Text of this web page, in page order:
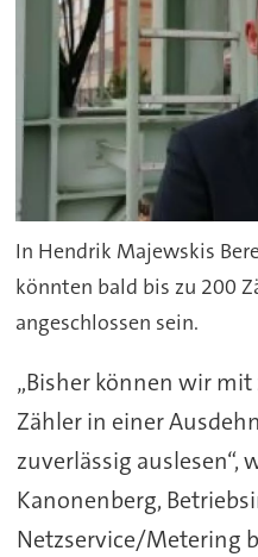
In Hendrik Majewskis
könnten bald bis zu 200
angeschlossen sein.
„Bisher können wir
Zähler in einer
zuverlässig auslesen“,
Kanonenberg,
Netzservice/Metering